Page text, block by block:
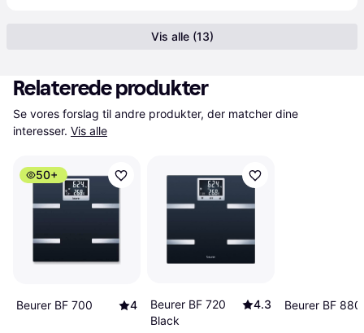
Vis alle (13)
Relaterede produkter
Se vores forslag til andre produkter, der matcher dine
interesser. Vis alle
50+
Beurer BF 700 4
Beurer BF 720
Black
4.3 Beurer BF